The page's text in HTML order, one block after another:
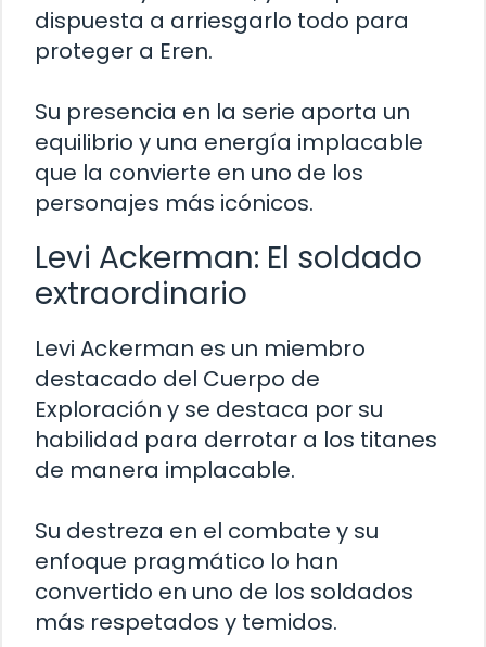
dispuesta a arriesgarlo todo para
proteger a Eren.
Su presencia en la serie aporta un
equilibrio y una energía implacable
que la convierte en uno de los
personajes más icónicos.
Levi Ackerman: El soldado
extraordinario
Levi Ackerman es un miembro
destacado del Cuerpo de
Exploración y se destaca por su
habilidad para derrotar a los titanes
de manera implacable.
Su destreza en el combate y su
enfoque pragmático lo han
convertido en uno de los soldados
más respetados y temidos.